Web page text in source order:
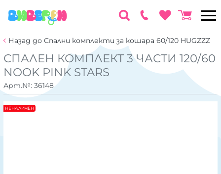
Назад до Спални комплекти за кошара 60/120 HUGZZZ
СПАЛЕН КОМПЛЕКТ 3 ЧАСТИ 120/60
NOOK PINK STARS
Арт.№: 36148
НЕНАЛИЧЕН